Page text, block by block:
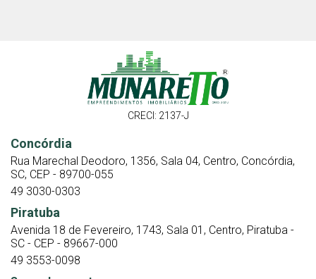
CRECI: 2137-J
Concórdia
Rua Marechal Deodoro, 1356, Sala 04, Centro, Concórdia,
SC, CEP - 89700-055
49 3030-0303
Piratuba
Avenida 18 de Fevereiro, 1743, Sala 01, Centro, Piratuba -
SC - CEP - 89667-000
49 3553-0098